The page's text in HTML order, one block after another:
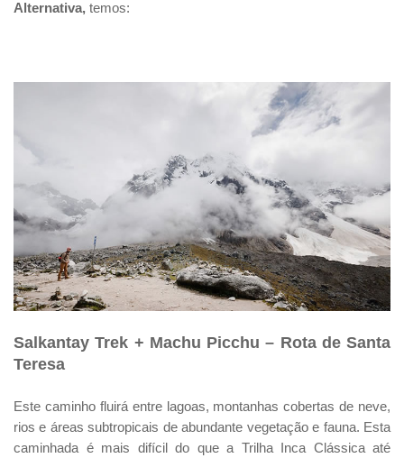
Alternativa, temos:
Salkantay Trek + Machu Picchu – Rota de Santa
Teresa
Este caminho fluirá entre lagoas, montanhas cobertas de neve,
rios e áreas subtropicais de abundante vegetação e fauna. Esta
caminhada é mais difícil do que a Trilha Inca Clássica até